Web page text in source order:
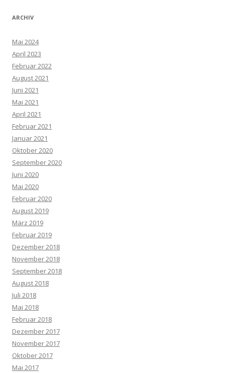
ARCHIV
Mai 2024
April 2023
Februar 2022
August 2021
Juni 2021
Mai 2021
April 2021
Februar 2021
Januar 2021
Oktober 2020
September 2020
Juni 2020
Mai 2020
Februar 2020
August 2019
März 2019
Februar 2019
Dezember 2018
November 2018
September 2018
August 2018
Juli 2018
Mai 2018
Februar 2018
Dezember 2017
November 2017
Oktober 2017
Mai 2017